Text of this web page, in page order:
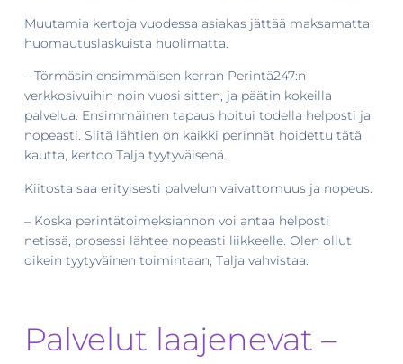
Muutamia kertoja vuodessa asiakas jättää maksamatta
huomautuslaskuista huolimatta.
– Törmäsin ensimmäisen kerran Perintä247:n
verkkosivuihin noin vuosi sitten, ja päätin kokeilla
palvelua. Ensimmäinen tapaus hoitui todella helposti ja
nopeasti. Siitä lähtien on kaikki perinnät hoidettu tätä
kautta, kertoo Talja tyytyväisenä.
Kiitosta saa erityisesti palvelun vaivattomuus ja nopeus.
– Koska perintätoimeksiannon voi antaa helposti
netissä, prosessi lähtee nopeasti liikkeelle. Olen ollut
oikein tyytyväinen toimintaan, Talja vahvistaa.
Palvelut laajenevat –